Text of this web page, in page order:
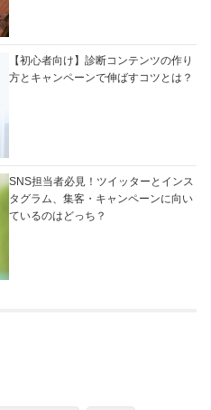
【初心者向け】診断コンテンツの作り
方とキャンペーンで伸ばすコツとは？
SNS担当者必見！ツイッターとインス
タグラム、集客・キャンペーンに向い
ているのはどっち？